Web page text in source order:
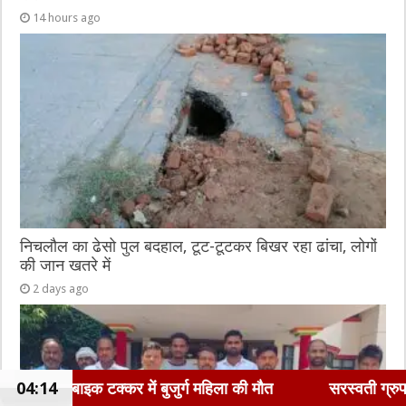
14 hours ago
निचलौल का ढेसो पुल बदहाल, टूट-टूटकर बिखर रहा ढांचा, लोगों
की जान खतरे में
2 days ago
महिला की मौत सरस्वती ग्रुप ऑफ कॉलेजेज की बेटियों ने
04:14